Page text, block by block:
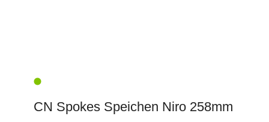
CN Spokes Speichen Niro 258mm